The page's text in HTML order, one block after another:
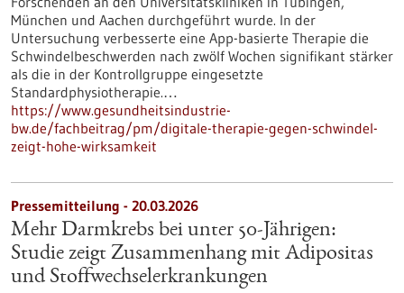
München und Aachen durchgeführt wurde. In der
Untersuchung verbesserte eine App-basierte Therapie die
Schwindelbeschwerden nach zwölf Wochen signifikant stärker
als die in der Kontrollgruppe eingesetzte
Standardphysiotherapie.…
https://www.gesundheitsindustrie-
bw.de/fachbeitrag/pm/digitale-therapie-gegen-schwindel-
zeigt-hohe-wirksamkeit
Pressemitteilung - 20.03.2026
Mehr Darmkrebs bei unter 50-Jährigen:
Studie zeigt Zusammenhang mit Adipositas
und Stoffwechselerkrankungen